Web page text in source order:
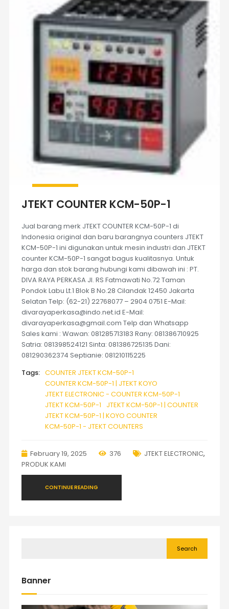
JTEKT COUNTER KCM-50P-1
Jual barang merk JTEKT COUNTER KCM-50P-1 di
Indonesia original dan baru barangnya counters JTEKT
KCM-50P-1 ini digunakan untuk mesin industri dan JTEKT
counter KCM-50P-1 sangat bagus kualitasnya. Untuk
harga dan stok barang hubungi kami dibawah ini : PT.
DIVA RAYA PERKASA Jl. RS Fatmawati No.72 Taman
Pondok Labu Lt.1 Blok B No.28 Cilandak 12450 Jakarta
Selatan Telp: (62-21) 22768077 – 2904 0751 E-Mail:
divarayaperkasa@indo.net.id E-Mail:
divarayaperkasa@gmail.com Telp dan Whatsapp
Sales kami : Wawan: 081285713183 Rany: 081386710925
Satria: 081398524121 Sinta: 081386725135 Dani:
081290362374 Septianie: 081210115225
Tags: COUNTER JTEKT KCM-50P-1
COUNTER KCM-50P-1 | JTEKT KOYO
JTEKT ELECTRONIC - COUNTER KCM-50P-1
JTEKT KCM-50P-1
JTEKT KCM-50P-1 | COUNTER
JTEKT KCM-50P-1 | KOYO COUNTER
KCM-50P-1 - JTEKT COUNTERS
February 19, 2025 376 JTEKT ELECTRONIC,
PRODUK KAMI
CONTINUE READING
Search
Banner